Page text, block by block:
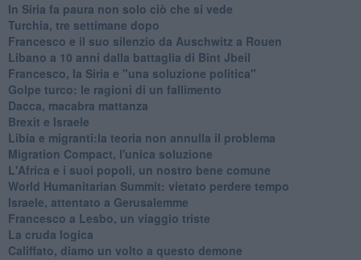
In Siria fa paura non solo ciò che si vede
Turchia, tre settimane dopo
Francesco e il suo silenzio da Auschwitz a Rouen
Libano a 10 anni dalla battaglia di Bint Jbeil
Francesco, la Siria e "una soluzione politica"
Golpe turco: le ragioni di un fallimento
Dacca, macabra mattanza
Brexit e Israele
Libia e migranti:la teoria non annulla il problema
Migration Compact, l'unica soluzione
L'Africa e i suoi popoli, un nostro bene comune
World Humanitarian Summit: vietato perdere tempo
Israele, attentato a Gerusalemme
Francesco a Lesbo, un viaggio triste
La cruda logica
Califfato, diamo un volto a questo demone